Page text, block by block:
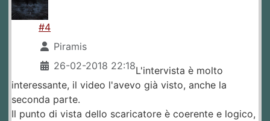
#4
Piramis
26-02-2018 22:18L'intervista è molto
interessante, il video l'avevo già visto, anche la
seconda parte.
Il punto di vista dello scaricatore è coerente e logico,